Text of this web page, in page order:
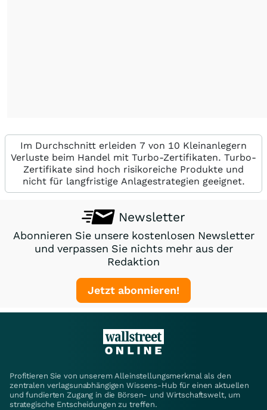
Im Durchschnitt erleiden 7 von 10 Kleinanlegern
Verluste beim Handel mit Turbo-Zertifikaten. Turbo-
Zertifikate sind hoch risikoreiche Produkte und
nicht für langfristige Anlagestrategien geeignet.
Newsletter
Abonnieren Sie unsere kostenlosen Newsletter
und verpassen Sie nichts mehr aus der
Redaktion
Jetzt abonnieren!
Profitieren Sie von unserem Alleinstellungsmerkmal als den
zentralen verlagsunabhängigen Wissens-Hub für einen aktuellen
und fundierten Zugang in die Börsen- und Wirtschaftswelt, um
strategische Entscheidungen zu treffen.